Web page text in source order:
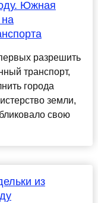
Южная
разрешить
транспорт,
города
земли,
свою
из